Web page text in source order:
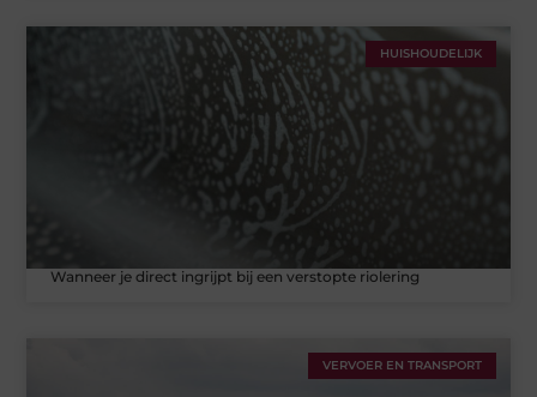
HUISHOUDELIJK
Wanneer je direct ingrijpt bij een verstopte riolering
VERVOER EN TRANSPORT